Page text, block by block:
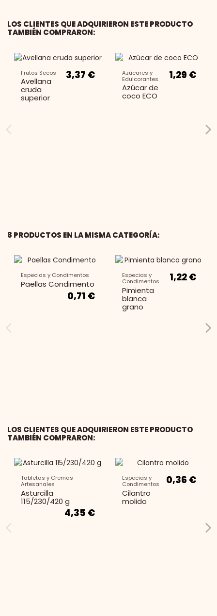
LOS CLIENTES QUE ADQUIRIERON ESTE PRODUCTO
TAMBIÉN COMPRARON:
Frutos Secos
Avellana
cruda
superior
3,37 €
Azúcares y
Edulcorantes
Azúcar de
coco ECO
1,29 €
8 PRODUCTOS EN LA MISMA CATEGORÍA:
Especias y Condimentos
Paellas Condimento
0,71 €
Especias y
Condimentos
Pimienta
blanca
grano
1,22 €
LOS CLIENTES QUE ADQUIRIERON ESTE PRODUCTO
TAMBIÉN COMPRARON:
Tabletas y Cremas
Artesanales
Asturcilla
115/230/420 g
4,35 €
Especias y
Condimentos
Cilantro
molido
0,36 €